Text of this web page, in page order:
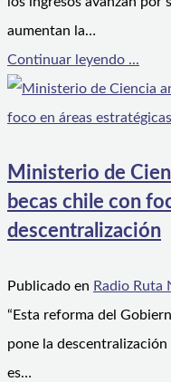
aumentan la…
Continuar leyendo ...
Ministerio de
becas chile con
descentralización
Publicado en Radio Ruta
“Esta reforma del
pone la
es…